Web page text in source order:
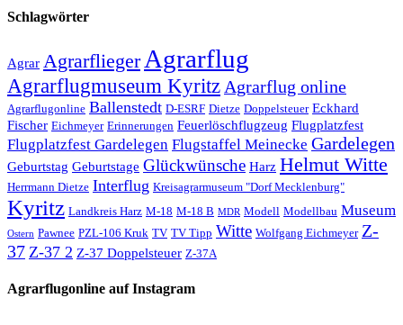
Schlagwörter
Agrar Agrarflieger Agrarflug
Agrarflugmuseum Kyritz Agrarflug online
Agrarflugonline Ballenstedt D-ESRF Dietze Doppelsteuer Eckhard
Fischer Eichmeyer Erinnerungen Feuerlöschflugzeug Flugplatzfest
Flugplatzfest Gardelegen Flugstaffel Meinecke Gardelegen
Geburtstag Geburtstage Glückwünsche Harz Helmut Witte
Herrmann Dietze Interflug Kreisagrarmuseum "Dorf Mecklenburg"
Kyritz Landkreis Harz M-18 M-18 B MDR Modell Modellbau Museum
Ostern Pawnee PZL-106 Kruk TV TV Tipp Witte Wolfgang Eichmeyer Z-
37 Z-37 2 Z-37 Doppelsteuer Z-37A
Agrarflugonline auf Instagram